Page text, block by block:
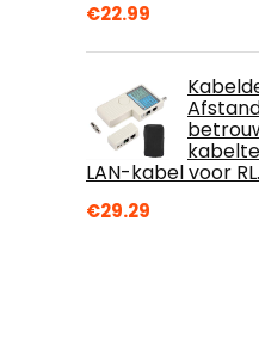
€22.99
LAN-kabel voor
€29.29